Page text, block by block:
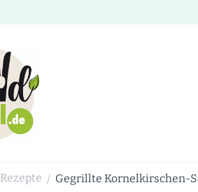
Rezepte / Gegrillte Kornelkirschen-